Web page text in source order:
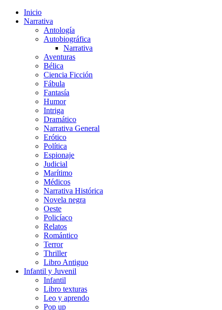
Inicio
Narrativa
Antología
Autobiográfica
Narrativa
Aventuras
Bélica
Ciencia Ficción
Fábula
Fantasía
Humor
Intriga
Dramático
Narrativa General
Erótico
Política
Espionaje
Judicial
Marítimo
Médicos
Narrativa Histórica
Novela negra
Oeste
Policíaco
Relatos
Romántico
Terror
Thriller
Libro Antiguo
Infantil y Juvenil
Infantil
Libro texturas
Leo y aprendo
Pop up